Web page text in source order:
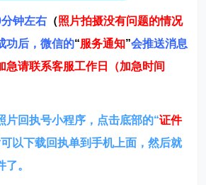
钟左右 （照片拍摄没有问题的情况
功后，微信的“服务通知”会推送消息
急请联系客服工作日（加急时间
片回执号小程序，点击底部的“证件
以下载回执单到手机上面，然后就
。